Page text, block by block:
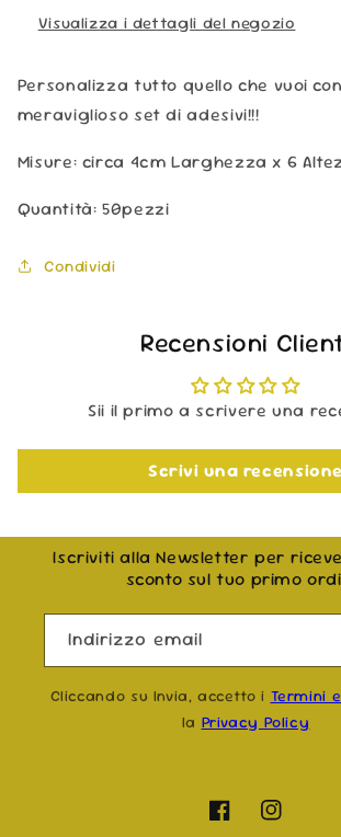
Visualizza i dettagli del negozio
Personalizza tutto quello che vuoi
meraviglioso set di adesivi!!!
Misure: circa 4cm Larghezza x 6
Quantità: 50pezzi
Condividi
Recensioni
Sii il primo a scrivere una
Scrivi una recensione
Iscriviti alla Newsletter per
sconto sul tuo primo
Indirizzo email
Cliccando su Invia, accetto i Termini
la Privacy Policy
FacebookInstagram